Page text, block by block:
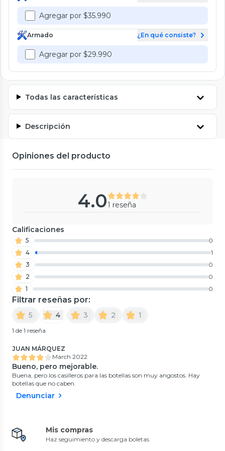
Agregar por $35.990
Armado ¿En qué consiste?
Agregar por $29.990
Todas las características
Descripción
Opiniones del producto
4.01 reseña
Calificaciones
5
0
4
1
3
0
2
0
1
0
Filtrar reseñas por:
5 4 3 2 1
1 de 1 reseña
JUAN MÁRQUEZ
March 2022
Bueno, pero mejorable.
Buena, pero los casilleros para las botellas son muy angostos. Hay
botellas que no caben.
Denunciar
Mis compras
Haz seguimiento y descarga boletas